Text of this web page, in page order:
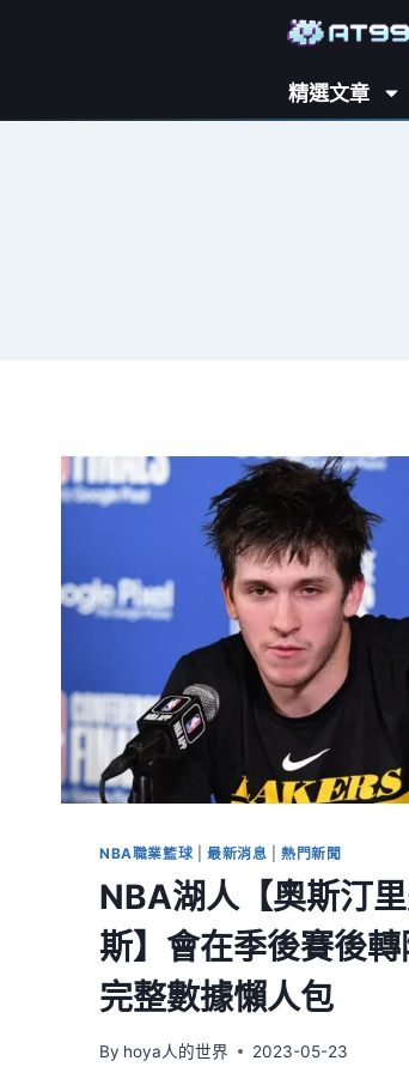
精選文章
NBA職業籃球 最新消息 |熱門新聞
NBA湖人【奧斯汀
斯】會在季後賽後轉
完整數據懶人包
By hoya人的世界 2023-05-23